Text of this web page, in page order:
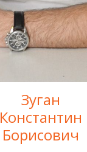
Зуган
Константин
Борисович